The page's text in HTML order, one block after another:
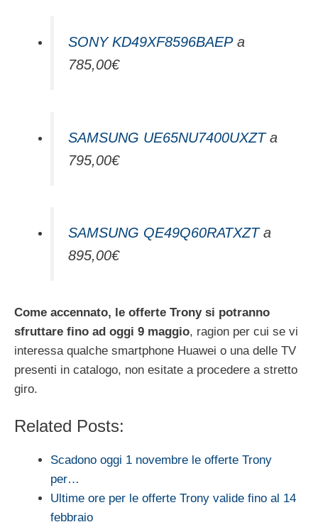
SONY KD49XF8596BAEPa
785,00€
SAMSUNG UE65NU7400UXZTa
795,00€
SAMSUNG QE49Q60RATXZTa
895,00€
Come accennato, le offerte Trony si potranno
sfruttare fino ad oggi 9 maggio, ragion per cui se vi
interessa qualche smartphone Huawei o una delle TV
presenti in catalogo, non esitate a procedere a stretto
giro.
Related Posts:
Scadono oggi 1 novembre le offerte Trony
per…
Ultime ore per le offerte Trony valide fino al 14
febbraio